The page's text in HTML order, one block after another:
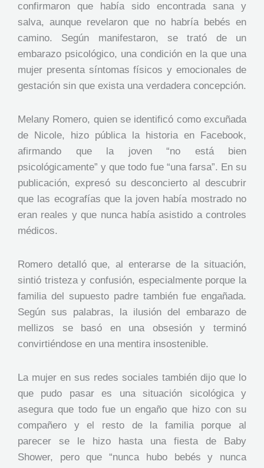
confirmaron que había sido encontrada sana y
salva, aunque revelaron que no habría bebés en
camino. Según manifestaron, se trató de un
embarazo psicológico, una condición en la que una
mujer presenta síntomas físicos y emocionales de
gestación sin que exista una verdadera concepción.
Melany Romero, quien se identificó como excuñada
de Nicole, hizo pública la historia en Facebook,
afirmando que la joven “no está bien
psicológicamente” y que todo fue “una farsa”. En su
publicación, expresó su desconcierto al descubrir
que las ecografías que la joven había mostrado no
eran reales y que nunca había asistido a controles
médicos.
Romero detalló que, al enterarse de la situación,
sintió tristeza y confusión, especialmente porque la
familia del supuesto padre también fue engañada.
Según sus palabras, la ilusión del embarazo de
mellizos se basó en una obsesión y terminó
convirtiéndose en una mentira insostenible.
La mujer en sus redes sociales también dijo que lo
que pudo pasar es una situación sicológica y
asegura que todo fue un engaño que hizo con su
compañero y el resto de la familia porque al
parecer se le hizo hasta una fiesta de Baby
Shower, pero que “nunca hubo bebés y nunca